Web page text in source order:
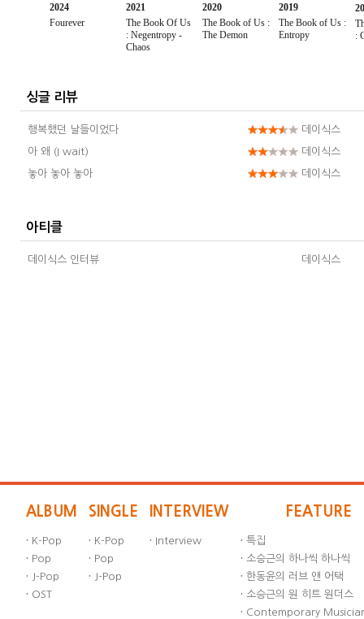
싱글 리뷰
행복했던 날들이었다 데이식스
아 왜 (I wait) 데이식스
놓아 놓아 놓아 데이식스
아티클
데이식스 인터뷰 데이식스
ALBUM
· K-Pop
· Pop
· J-Pop
· OST
SINGLE
· K-Pop
· Pop
· J-Pop
INTERVIEW
· Interview
FEATURE
· 특집
· 소승근의 하나씩 하나씩
· 한동윤의 러브 앤 어택
· 소승근의 원 히트 원더스
· Contemporary